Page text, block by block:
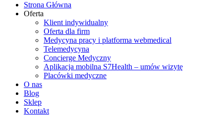
Strona Główna
Oferta
Klient indywidualny
Oferta dla firm
Medycyna pracy i platforma webmedical
Telemedycyna
Concierge Medyczny
Aplikacja mobilna S7Health – umów wizytę
Placówki medyczne
O nas
Blog
Sklep
Kontakt